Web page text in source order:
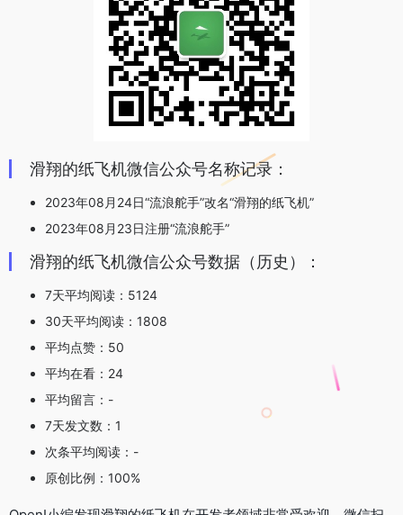
滑翔的纸飞机微信公众号名称记录：
2023年08月24日“流浪舵手”改名“滑翔的纸飞机”
2023年08月23日注册“流浪舵手”
滑翔的纸飞机微信公众号数据（历史）：
7天平均阅读：5124
30天平均阅读：1808
平均点赞：50
平均在看：24
平均留言：-
7天发文数：1
次条平均阅读：-
原创比例：100%